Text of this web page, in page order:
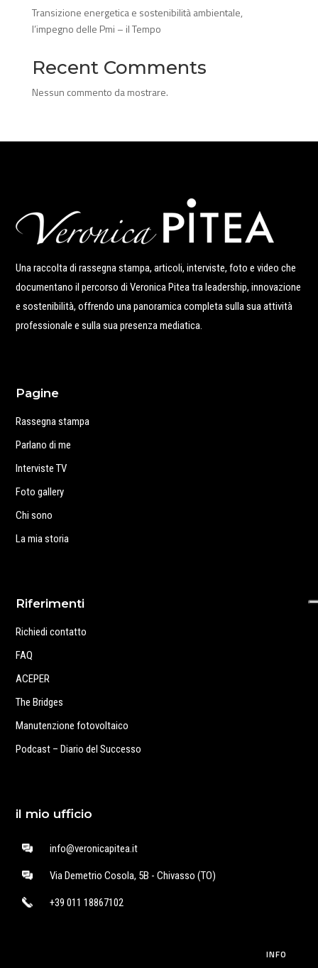
Transizione energetica e sostenibilità ambientale,
l’impegno delle Pmi – il Tempo
Recent Comments
Nessun commento da mostrare.
Una raccolta di rassegna stampa, articoli, interviste, foto e video che
documentano il percorso di Veronica Pitea tra leadership, innovazione
e sostenibilità, offrendo una panoramica completa sulla sua attività
professionale e sulla sua presenza mediatica.
Pagine
Rassegna stampa
Parlano di me
Interviste TV
Foto gallery
Chi sono
La mia storia
Riferimenti
Richiedi contatto
FAQ
ACEPER
The Bridges
Manutenzione fotovoltaico
Podcast – Diario del Successo
il mio ufficio
info@veronicapitea.it
Via Demetrio Cosola, 5B - Chivasso (TO)
+39 011 18867102
INFO